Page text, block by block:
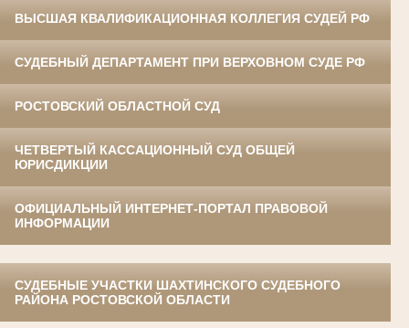
ВЫСШАЯ КВАЛИФИКАЦИОННАЯ КОЛЛЕГИЯ СУДЕЙ РФ
СУДЕБНЫЙ ДЕПАРТАМЕНТ ПРИ ВЕРХОВНОМ СУДЕ РФ
РОСТОВСКИЙ ОБЛАСТНОЙ СУД
ЧЕТВЕРТЫЙ КАССАЦИОННЫЙ СУД ОБЩЕЙ
ЮРИСДИКЦИИ
ОФИЦИАЛЬНЫЙ ИНТЕРНЕТ-ПОРТАЛ ПРАВОВОЙ
ИНФОРМАЦИИ
СУДЕБНЫЕ УЧАСТКИ ШАХТИНСКОГО СУДЕБНОГО
РАЙОНА РОСТОВСКОЙ ОБЛАСТИ